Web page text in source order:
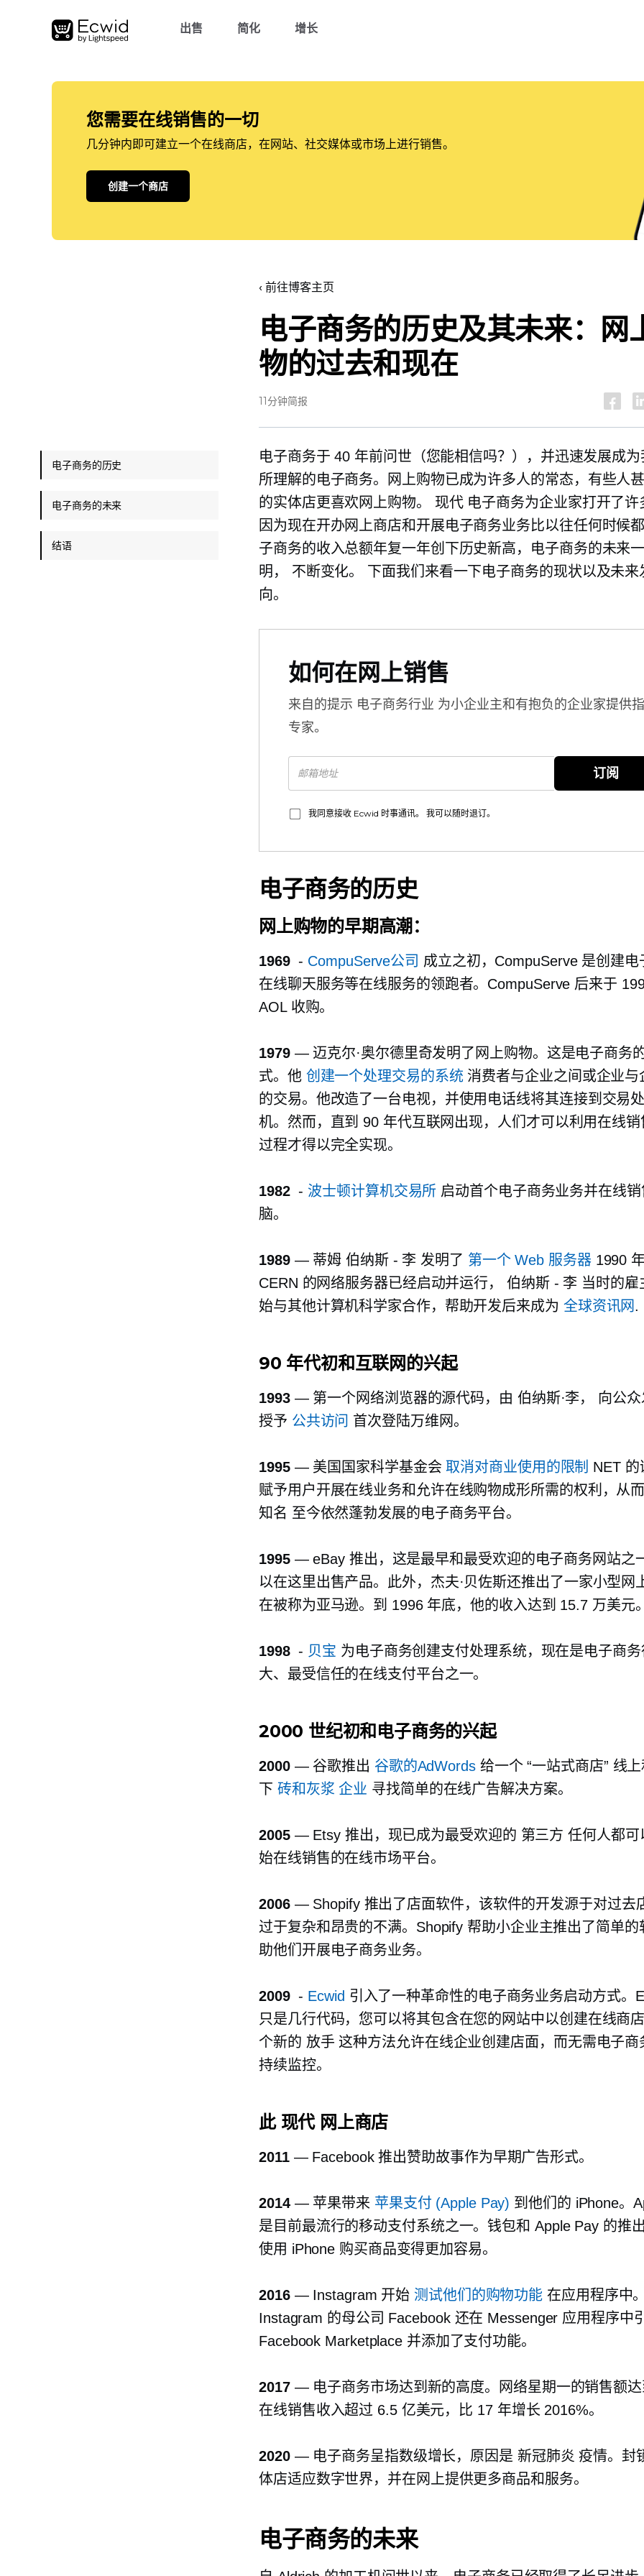
出售 简化 增长
您需要在线销售的一切
几分钟内即可建立一个在线商店，在网站、社交媒体或市场上进行销售。
创建一个商店
‹ 前往博客主页
电子商务的历史及其未来：网
物的过去和现在
11分钟简报
电子商务于 40 年前问世（您能相信吗？），并迅速发展成
所理解的电子商务。网上购物已成为许多人的常态，有些人
的实体店更喜欢网上购物。 现代电子商务为企业家打开了许
因为现在开办网上商店和开展电子商务业务比以往任何时候
子商务的收入总额年复一年创下历史新高，电子商务的未来
明， 不断变化。
下面我们来看一下电子商务的现状以及未来
向。
如何在网上销售
来自的提示 电子商务行业 为小企业主和有抱负的企业家提供
专家。
订阅
我同意接收 Ecwid 时事通讯。 我可以随时退订。
电子商务的历史
网上购物的早期高潮：
1969- CompuServe公司 成立之初，CompuServe 是创建电
在线聊天服务等在线服务的领跑者。CompuServe 后来于
AOL 收购。
1979— 迈克尔·奥尔德里奇发明了网上购物。这是电子商务
式。他 创建一个处理交易的系统消费者与企业之间或企业与
的交易。他改造了一台电视，并使用电话线将其连接到交易
机。然而，直到 90 年代互联网出现，人们才可以利用在线
过程才得以完全实现。
1982- 波士顿计算机交易所 启动首个电子商务业务并在线
脑。
1989— 蒂姆伯纳斯 - 李 发明了 第一个 Web 服务器1990 年
CERN 的网络服务器已经启动并运行， 伯纳斯 - 李 当时的雇
始与其他计算机科学家合作，帮助开发后来成为 全球资讯网 .
90 年代初和互联网的兴起
1993— 第一个网络浏览器的源代码，由 伯纳斯·李，
向公
授予 公共访问 首次登陆万维网。
1995— 美国国家科学基金会取消对商业使用的限制 NET 的
赋予用户开展在线业务和允许在线购物成形所需的权利，从
知名 至今依然蓬勃发展的电子商务平台。
1995— eBay 推出，这是最早和最受欢迎的电子商务网站之
以在这里出售产品。此外，杰夫·贝佐斯还推出了一家小型网
在被称为亚马逊。到 1996 年底，他的收入达到 15.7 万美元。
1998- 贝宝 为电子商务创建支付处理系统，现在是电子商
大、最受信任的在线支付平台之一。
2000 世纪初和电子商务的兴起
2000— 谷歌推出 谷歌的AdWords给一个“一站式商店” 线
下 砖和灰浆 企业 寻找简单的在线广告解决方案。
2005— Etsy 推出，现已成为最受欢迎的 第三方 任何人都可
始在线销售的在线市场平台。
2006— Shopify 推出了店面软件，该软件的开发源于对过去
过于复杂和昂贵的不满。Shopify 帮助小企业主推出了简单的
助他们开展电子商务业务。
2009- Ecwid 引入了一种革命性的电子商务业务启动方式。
只是几行代码，您可以将其包含在您的网站中以创建在线商
个新的 放手 这种方法允许在线企业创建店面，而无需电子商
持续监控。
此 现代网上商店
2011— Facebook 推出赞助故事作为早期广告形式。
2014— 苹果带来 苹果支付 (Apple Pay) 到他们的 iPhone。
是目前最流行的移动支付系统之一。钱包和 Apple Pay 的推
使用 iPhone 购买商品变得更加容易。
2016— Instagram 开始 测试他们的购物功能 在应用程序中。
Instagram 的母公司 Facebook 还在 Messenger 应用程序中
Facebook Marketplace 并添加了支付功能。
2017— 电子商务市场达到新的高度。网络星期一的销售额达
在线销售收入超过 6.5 亿美元，比 17 年增长 2016%。
2020— 电子商务呈指数级增长，原因是 新冠肺炎 疫情。封
体店适应数字世界，并在网上提供更多商品和服务。
电子商务的未来
电子商务的历史
电子商务的未来
结语